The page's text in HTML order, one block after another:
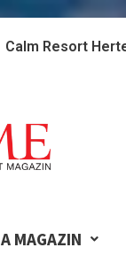
Calm Resort
A MAGAZIN